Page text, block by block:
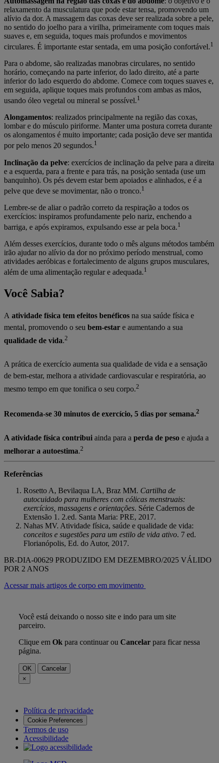
relaxamento da musculatura que pode estar tensa, promovendo um
alívio da dor. A massagem das coxas deve ser realizada sobre a pele,
no sentido do joelho para a virilha, primeiramente com toques mais
suaves e, em seguida, toques mais profundos e movimentos
circulares. É importante estar sentada, em uma posição confortável.1
Para o abdome, são realizadas manobras circulares, no sentido
horário, começando na parte inferior, do lado direito, até a parte
inferior do lado esquerdo do abdome. Comece com toques suaves e,
em seguida, aplique toques mais profundos com ambas as mãos,
usando óleo vegetal ou mineral se possível.1
Alongamentos: realizados principalmente na região das coxas,
lombar e do músculo piriforme. Manter uma postura correta durante
os alongamentos é muito importante; cada posição deve ser mantida
por pelo menos 20 segundos.1
Inclinação da pelve: exercícios de inclinação da pelve para a direita
e a esquerda, para a frente e para trás, na posição sentada (use um
banquinho). Os pés devem estar bem apoiados e alinhados, e é a
pelve que deve se movimentar, não o tronco.1
Lembre-se de aliar o padrão correto da respiração a todos os
exercícios: inspiramos profundamente pelo nariz, enchendo a
barriga, e após expiramos, expulsando esse ar pela boca.1
Além desses exercícios, durante todo o mês alguns métodos também
irão ajudar no alívio da dor no próximo período menstrual, como
atividades aeróbicas e fortalecimento de alguns grupos musculares,
além de uma alimentação regular e adequada.1
Você Sabia?
A atividade física tem efeitos benéficos na sua saúde física e
mental, promovendo o seu bem-estar e aumentando a sua
qualidade de vida.2
A prática de exercício aumenta sua qualidade de vida e a sensação
de bem-estar, melhora a atividade cardiovascular e respiratória, ao
mesmo tempo em que tonifica o seu corpo.2
Recomenda-se 30 minutos de exercício, 5 dias por semana.2
A atividade física contribui ainda para a perda de peso e ajuda a
melhorar a autoestima.2
Referências
Rosetto A, Bevilaqua LA, Braz MM. Cartilha de
autocuidado para mulheres com cólicas menstruais:
exercícios, massagens e orientações. Série Cadernos de
Extensão 1. 2.ed. Santa Maria: PRE, 2017.
Nahas MV. Atividade física, saúde e qualidade de vida:
conceitos e sugestões para um estilo de vida ativo. 7 ed.
Florianópolis, Ed. do Autor, 2017.
BR-DIA-00629 PRODUZIDO EM DEZEMBRO/2025 VÁLIDO
POR 2 ANOS
Acessar mais artigos de corpo em movimento
Você está deixando o nosso site e indo para um site
parceiro.
Clique em Ok para continuar ou Cancelar para ficar nessa
página.
OK
Cancelar
×
Política de privacidade
Cookie Preferences
Termos de uso
Acessibilidade